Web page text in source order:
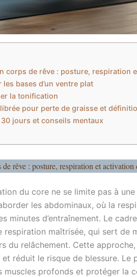
corps de rêve : posture, respiration
bases d’un ventre plat
la tonification
pour perte de graisse et
jours et conseils mentaux
rêve : posture, respiration et activation
du core ne se limite pas à
les abdominaux, où la
minutes d’entraînement. Le
respiration maîtrisée, qui sert de
du relâchement. Cette
réduit le risque de blessure. Le
muscles profonds et protéger la